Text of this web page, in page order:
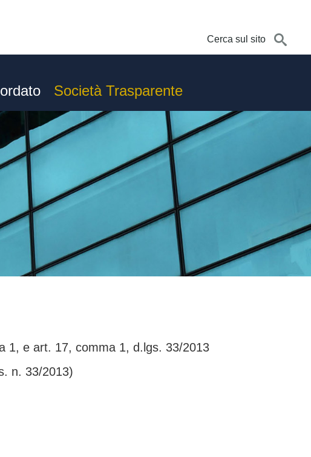
Società Trasparente
1, e art. 17, comma 1, d.lgs. 33/2013
n. 33/2013)